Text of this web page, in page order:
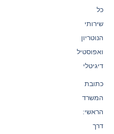
כל
שירותי
הנוטריון
ואפוסטיל
דיגיטלי
כתובת
המשרד
הראשי:
דרך